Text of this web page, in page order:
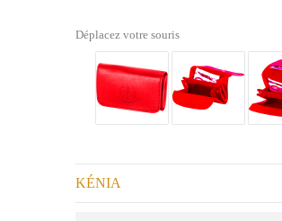
Déplacez votre souris
KÉNIA